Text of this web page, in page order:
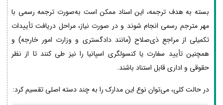
بسته به هدف ترجمه، این اسناد ممکن است به‌صورت ترجمه رسمی با
مهر مترجم رسمی انجام شوند و در صورت نیاز، مراحل دریافت تأییدات
تکمیلی از مراجع ذی‌صلاح (مانند دادگستری و وزارت امور خارجه) و
همچنین تأیید سفارت یا کنسولگری اسپانیا را نیز طی کنند تا از نظر
حقوقی و اداری قابل استناد باشند.
در حالت کلی، می‌توان نوع این مدارک را به چند دسته اصلی تقسیم کرد: